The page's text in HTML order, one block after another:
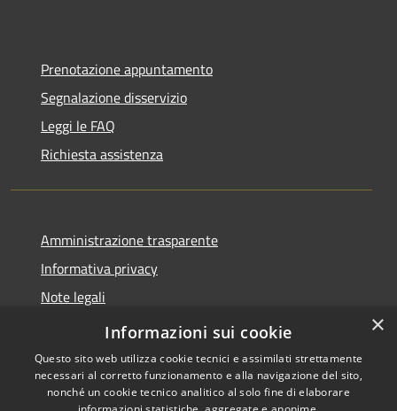
Prenotazione appuntamento
Segnalazione disservizio
Leggi le FAQ
Richiesta assistenza
Amministrazione trasparente
Informativa privacy
Note legali
Dichiarazione di accessibilità
×
Informazioni sui cookie
Questo sito web utilizza cookie tecnici e assimilati strettamente
necessari al corretto funzionamento e alla navigazione del sito,
nonché un cookie tecnico analitico al solo fine di elaborare